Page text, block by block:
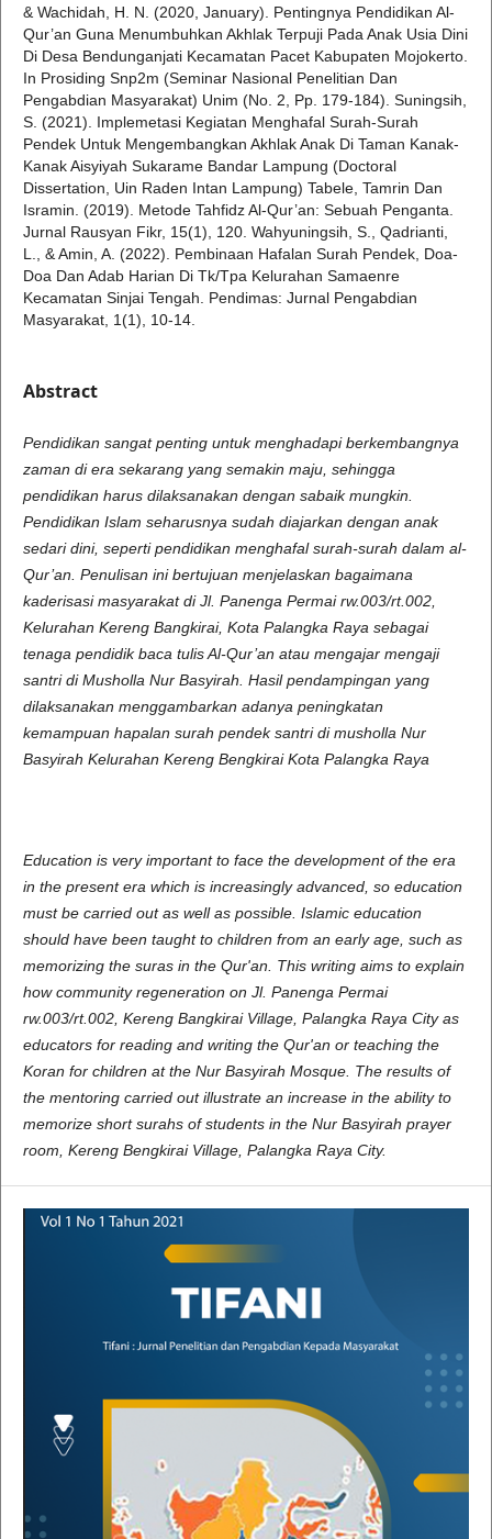
& Wachidah, H. N. (2020, January). Pentingnya Pendidikan Al-
Qur’an Guna Menumbuhkan Akhlak Terpuji Pada Anak Usia Dini
Di Desa Bendunganjati Kecamatan Pacet Kabupaten Mojokerto.
In Prosiding Snp2m (Seminar Nasional Penelitian Dan
Pengabdian Masyarakat) Unim (No. 2, Pp. 179-184). Suningsih,
S. (2021). Implemetasi Kegiatan Menghafal Surah-Surah
Pendek Untuk Mengembangkan Akhlak Anak Di Taman Kanak-
Kanak Aisyiyah Sukarame Bandar Lampung (Doctoral
Dissertation, Uin Raden Intan Lampung) Tabele, Tamrin Dan
Isramin. (2019). Metode Tahfidz Al-Qur’an: Sebuah Penganta.
Jurnal Rausyan Fikr, 15(1), 120. Wahyuningsih, S., Qadrianti,
L., & Amin, A. (2022). Pembinaan Hafalan Surah Pendek, Doa-
Doa Dan Adab Harian Di Tk/Tpa Kelurahan Samaenre
Kecamatan Sinjai Tengah. Pendimas: Jurnal Pengabdian
Masyarakat, 1(1), 10-14.
Abstract
Pendidikan sangat penting untuk menghadapi berkembangnya
zaman di era sekarang yang semakin maju, sehingga
pendidikan harus dilaksanakan dengan sabaik mungkin.
Pendidikan Islam seharusnya sudah diajarkan dengan anak
sedari dini, seperti pendidikan menghafal surah-surah dalam al-
Qur’an. Penulisan ini bertujuan menjelaskan bagaimana
kaderisasi masyarakat di Jl. Panenga Permai rw.003/rt.002,
Kelurahan Kereng Bangkirai, Kota Palangka Raya sebagai
tenaga pendidik baca tulis Al-Qur’an atau mengajar mengaji
santri di Musholla Nur Basyirah. Hasil pendampingan yang
dilaksanakan menggambarkan adanya peningkatan
kemampuan hapalan surah pendek santri di musholla Nur
Basyirah Kelurahan Kereng Bengkirai Kota Palangka Raya
Education is very important to face the development of the era
in the present era which is increasingly advanced, so education
must be carried out as well as possible. Islamic education
should have been taught to children from an early age, such as
memorizing the suras in the Qur'an. This writing aims to explain
how community regeneration on Jl. Panenga Permai
rw.003/rt.002, Kereng Bangkirai Village, Palangka Raya City as
educators for reading and writing the Qur'an or teaching the
Koran for children at the Nur Basyirah Mosque. The results of
the mentoring carried out illustrate an increase in the ability to
memorize short surahs of students in the Nur Basyirah prayer
room, Kereng Bengkirai Village, Palangka Raya City.